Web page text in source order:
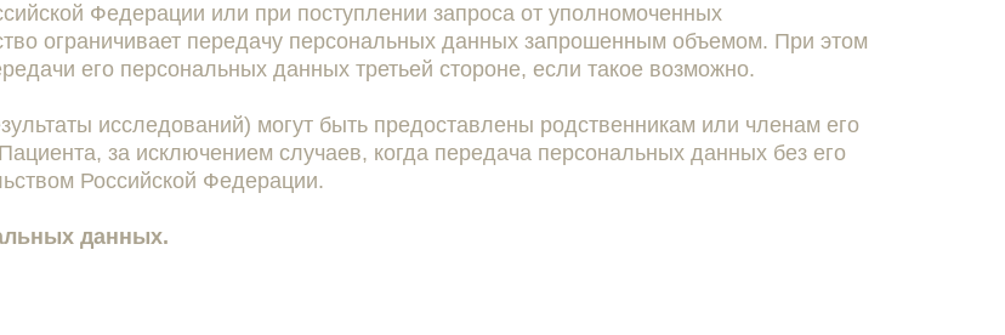
Федерации или при поступлении запроса от уполномоченных
ограничивает передачу персональных данных запрошенным объемом. При этом
его персональных данных третьей стороне, если такое возможно.
исследований) могут быть предоставлены родственникам или членам его
за исключением случаев, когда передача персональных данных без его
Российской Федерации.
данных.